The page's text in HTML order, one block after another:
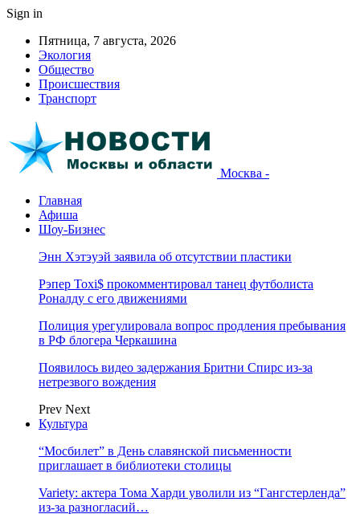
Sign in
Пятница, 7 августа, 2026
Экология
Общество
Происшествия
Транспорт
Москва -
Главная
Афиша
Шоу-Бизнес
Энн Хэтэуэй заявила об отсутствии пластики
Рэпер Toxi$ прокомментировал танец футболиста
Роналду с его движениями
Полиция урегулировала вопрос продления пребывания
в РФ блогера Черкашина
Появилось видео задержания Бритни Спирс из-за
нетрезвого вождения
Prev Next
Культура
“Мосбилет” в День славянской письменности
приглашает в библиотеки столицы
Variety: актера Тома Харди уволили из “Гангстерленда”
из-за разногласий…